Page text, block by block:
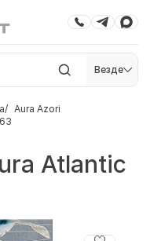
Везде
Aura Azori
Atlantic